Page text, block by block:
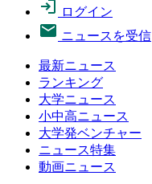
ログイン
ニュースを受信
最新ニュース
ランキング
大学ニュース
小中高ニュース
大学発ベンチャー
ニュース特集
動画ニュース